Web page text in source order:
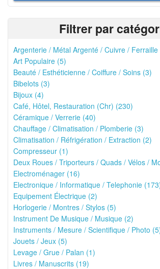
Filtrer par
Argenterie / Métal Argenté / Cuivre / Ferraille
Art Populaire (5)
Beauté / Esthéticienne / Coiffure / Soins (3)
Bibelots (3)
Bijoux (4)
Café, Hôtel, Restauration (Chr) (230)
Céramique / Verrerie (40)
Chauffage / Climatisation / Plomberie (3)
Climatisation / Réfrigération / Extraction (2)
Compresseur (1)
Deux Roues / Triporteurs / Quads / Vélos /
Electroménager (16)
Electronique / Informatique / Telephonie
Equipement Électrique (2)
Horlogerie / Montres / Stylos (5)
Instrument De Musique / Musique (2)
Instruments / Mesure / Scientifique / Photo
Jouets / Jeux (5)
Levage / Grue / Palan (1)
Livres / Manuscrits (19)